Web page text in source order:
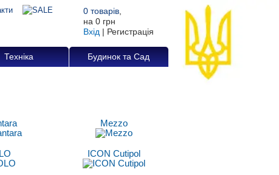
0 товарів
на 0 грн
Вхід | Регистрація
Техніка Будинок та Сад
Mezzo
ICON Cutipol